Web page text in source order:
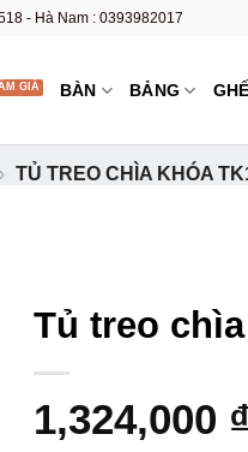
- Hà Nam : 0393982017
BÀN BẢNG GHẾ
TỦ TREO CHÌA KHÓA
Tủ treo
1,324,000 ₫